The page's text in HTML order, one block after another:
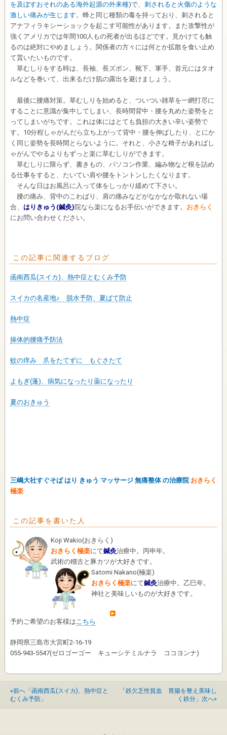
を及ぼすおそれのある海外起源の外来種)で、 刺されると火傷のような
激しい痛みが生じます。蜂と同じ種類の毒を持っており、刺されると
アナフィラキシーショックを起こす可能性があります。また攻撃性が
強くアメリカでは年間100人もの死者が出るほどです。見かけても触
るのは絶対にやめましょう。関係者の方々には何とか拡散を食い止め
て貰いたいものです。
草むしりをする時は、長袖、長ズボン、靴下、軍手、首元にはタオ
ルなどを巻いて、出来るだけ肌の露出を避けましょう。
最後に腰痛対策。草むしりを始めると、ついつい雑草を一網打尽に
することに意識が集中してしまい、長時間背中・腰を丸めた姿勢をと
ってしまいがちです。これは体にはとても負担の大きい辛い姿勢で
す。10分程しゃがんだら立ち上がって背中・腰を伸ばしたり、とにか
く同じ姿勢を長時間とらないように。それと、小さな椅子があればし
ゃがんでやるよりもずっと楽に草むしりができます。
草むしりに限らず、書きもの、パソコン作業、編み物など根を詰め
る仕事をすると、たいてい肩や腰をトントンしたくなります。
そんな日はお風呂に入って体をしっかり緩めて下さい。
腰の痛み、背中のこわばり、肩の痛みなどがなかなか取れない場
合、 はりきゅう(鍼灸)院なら楽になるお手伝いができます。 おきらく
にお問い合わせください。
この記事に関連するブログ
函南西瓜(スイカ)、熱中症とむくみ予防
スイカの名産地♪ 脱水予防、夏ばて防止
熱中症
操体的腰痛予防法
蚊の痒み 爪をたてずに もぐさたて
よもぎ(蓬)、病気になったり薬になったり
夏のおきゅう
三嶋大社すぐそば はり きゅう マッサージ 無痛整体 の治療院 おきらく
極楽
この記事を書いた人
Koji Wakio(おきらく )
おきらく極楽にて鍼灸治療中。丙申年。
武術の稽古と豚カツが大好きです。
Satomi Nakano(極楽)
おきらく極楽にて鍼灸治療中。乙巳年。
神社と美味しいものが大好きです。
予約ご希望のお客様は こちら
静岡県三島市大宮町2-16-19
055-943-5547(ゼロゴーゴー キューシテミルナラ ココヨンナ)
«前へ「函南西瓜(スイカ)、熱中症と
むくみ予防」
「鉄欠乏性貧血 胃腸を整え美味し
く鉄分」次へ»